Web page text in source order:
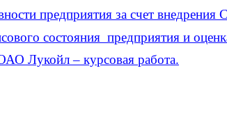
предприятия за счет
состояния предприятия и
Лукойл – курсовая работа.